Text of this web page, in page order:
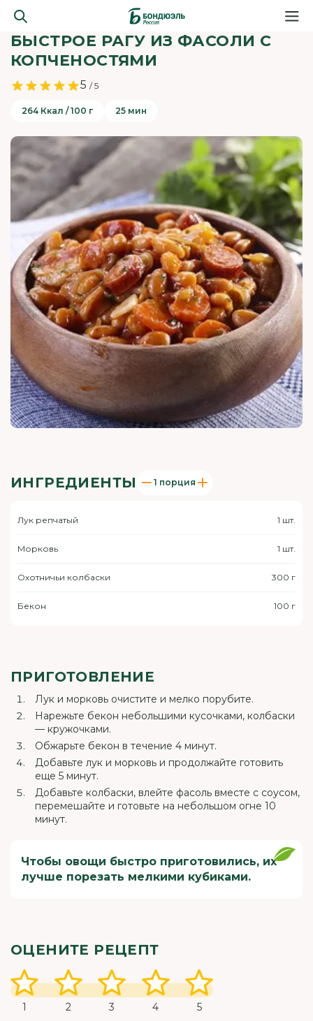
БЫСТРОЕ РАГУ ИЗ ФАСОЛИ С
КОПЧЕНОСТЯМИ
5 / 5
264 Ккал / 100 г 25 мин
ИНГРЕДИЕНТЫ 1 порция
Лук репчатый 1 шт.
Морковь 1 шт.
Охотничьи колбаски 300 г
Бекон 100 г
ПРИГОТОВЛЕНИЕ
Лук и морковь очистите и мелко порубите.
Нарежьте бекон небольшими кусочками, колбаски
— кружочками.
Обжарьте бекон в течение 4 минут.
Добавьте лук и морковь и продолжайте готовить
еще 5 минут.
Добавьте колбаски, влейте фасоль вместе с соусом,
перемешайте и готовьте на небольшом огне 10
минут.
Чтобы овощи быстро приготовились, их
лучше порезать мелкими кубиками.
ОЦЕНИТЕ РЕЦЕПТ
1 2 3 4 5